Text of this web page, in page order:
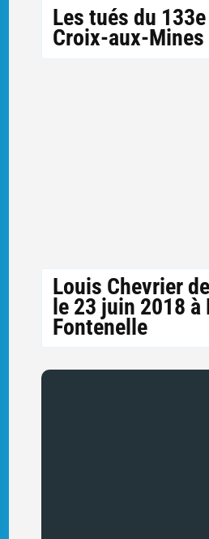
Les tués du 133e
Croix-aux-Mines
Louis Chevrier
le 23 juin 2018 à
Fontenelle